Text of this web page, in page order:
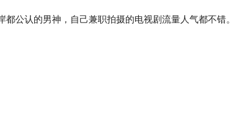
公认的男神，自己兼职拍摄的电视剧流量人气都不错。